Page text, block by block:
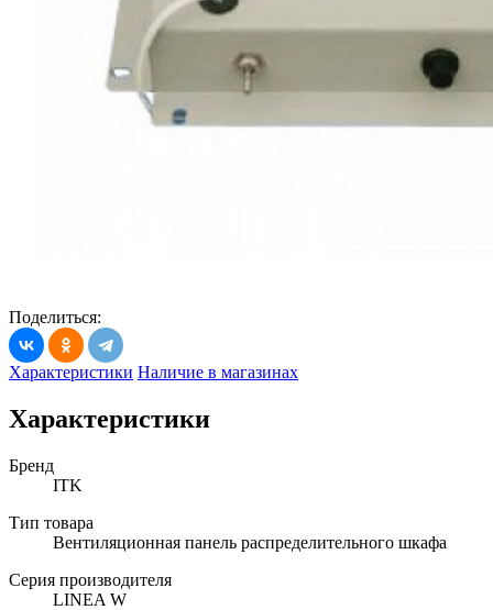
Поделиться:
Характеристики Наличие в магазинах
Характеристики
Бренд
ITK
Тип товара
Вентиляционная панель распределительного шкафа
Серия производителя
LINEA W